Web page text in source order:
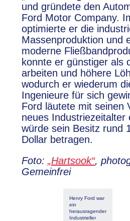
und gründete den
Ford Motor Company.
optimierte er die
Massenproduktion und
moderne
konnte er günstiger als
arbeiten und höhere
wodurch er wiederum
Ingenieure für sich
Ford läutete mit seinen
neues Industriezeitalter
würde sein Besitz rund
Dollar betragen.
Foto: „Hartsook“,
Gemeinfrei
Henry Ford war
ein
herausragender
Industrieller